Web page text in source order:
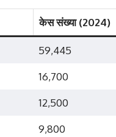
केस संख्या (2024)
59,445
16,700
12,500
9,800